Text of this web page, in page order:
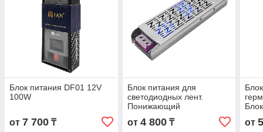
Блок питания DF01 12V
100W
от 7 700 ₸
Блок питания для
светодиодных лент.
Понижающий
трансформатор FAN LUX
24V 200W
от 4 800₸ от